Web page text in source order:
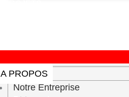
A PROPOS
Notre Entreprise